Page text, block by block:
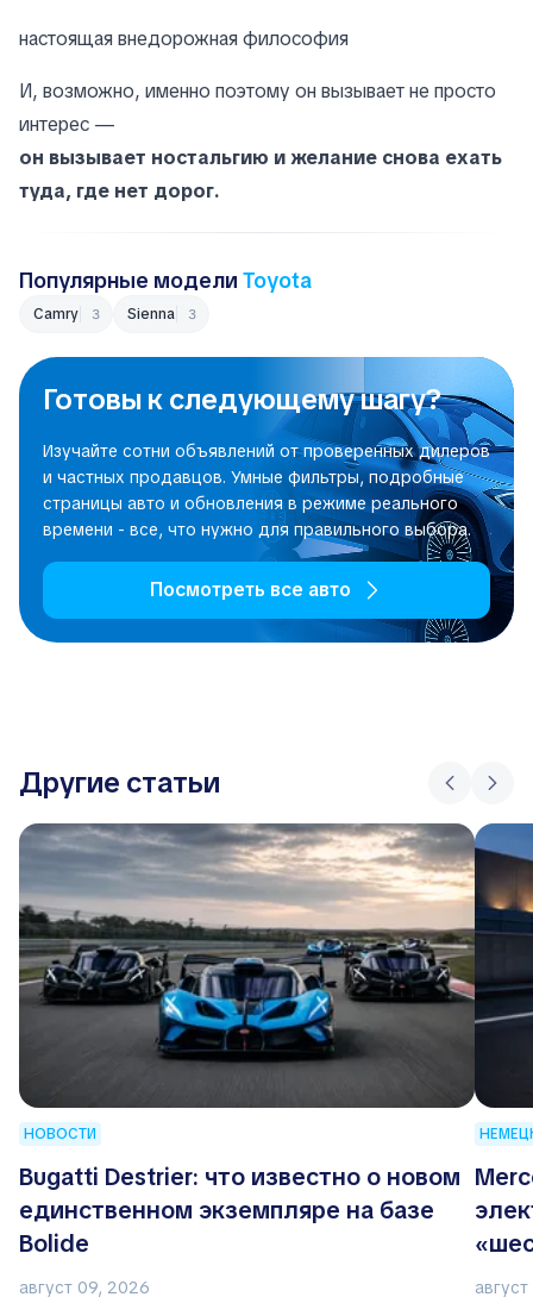
настоящая внедорожная философия
И, возможно, именно поэтому он вызывает не просто
интерес —
он вызывает ностальгию и желание снова ехать
туда, где нет дорог.
Популярные модели Toyota
Camry 3 Sienna 3
Готовы к следующему шагу?
Изучайте сотни объявлений от проверенных дилеров
и частных продавцов. Умные фильтры, подробные
страницы авто и обновления в режиме реального
времени - все, что нужно для правильного выбора.
Посмотреть все авто
Другие статьи
НОВОСТИ
Bugatti Destrier: что известно о новом
единственном экземпляре на базе
Bolide
август 09, 2026